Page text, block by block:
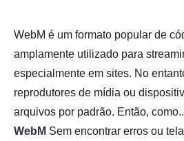
WebM é um formato popular de
amplamente utilizado para
especialmente em sites. No
reprodutores de mídia ou
arquivos por padrão. Então,
WebM Sem encontrar erros ou